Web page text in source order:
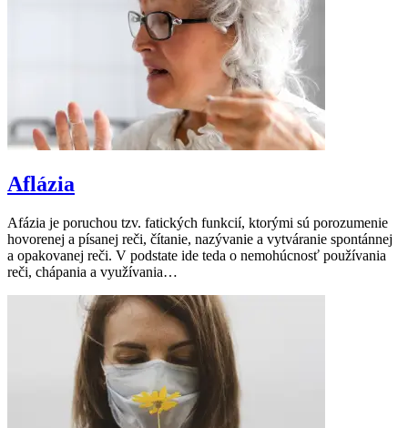
Aflázia
Afázia je poruchou tzv. fatických funkcií, ktorými sú porozumenie
hovorenej a písanej reči, čítanie, nazývanie a vytváranie spontánnej
a opakovanej reči. V podstate ide teda o nemohúcnosť používania
reči, chápania a využívania…